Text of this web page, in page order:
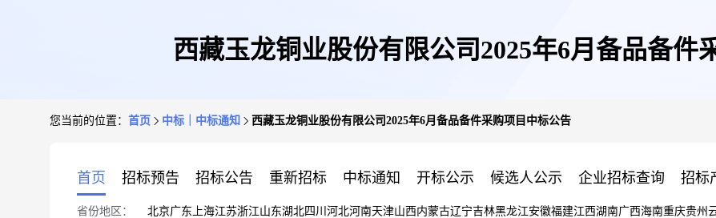
西藏玉龙铜业股份有限公司2025年6月备品备件
您当前的位置： 首页 中标｜中标通知 西藏玉龙铜业股份有限公司2025年6月备品备件采购项目中标公告
首页 招标预告 招标公告 重新招标 中标通知 开标公示 候选人公示 企业招标查询 招标
省份地区： 北京广东 上海江苏浙江山东湖北四川 河北河南天津山西内蒙古辽宁吉林黑龙江安徽福建江西湖南广西海南重庆贵州